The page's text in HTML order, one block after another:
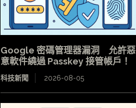
Google 密碼管理器漏洞 允許惡
意軟件繞過 Passkey 接管帳戶！
科技新聞 2026-08-05